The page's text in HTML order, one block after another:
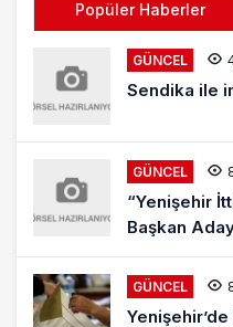
Popüler Haberler
GÜNCEL
Sendika ile
GÜNCEL
“Yenişehir
GÜNCEL
Yenişehir’de